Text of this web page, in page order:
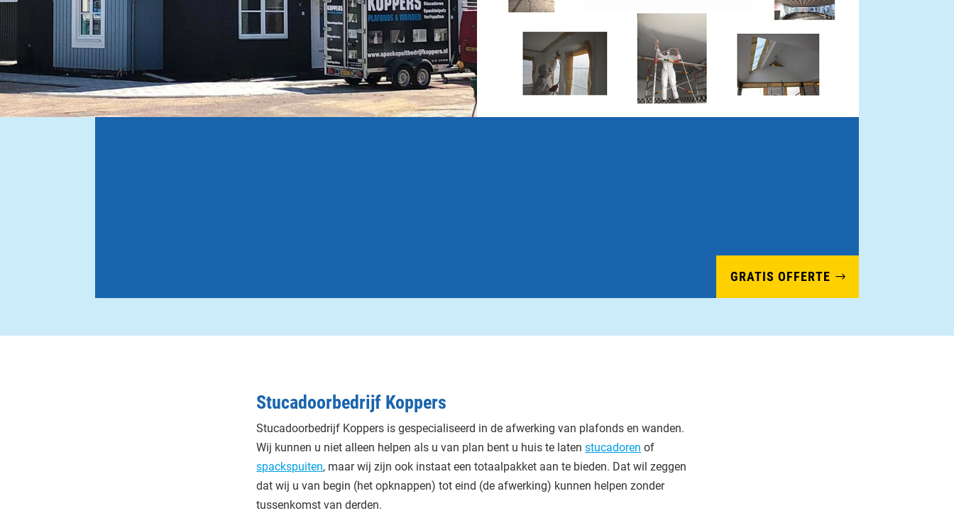
GRATIS OFFERTE
Stucadoorbedrijf Koppers
Stucadoorbedrijf Koppers is gespecialiseerd in de afwerking van plafonds en wanden.
Wij kunnen u niet alleen helpen als u van plan bent u huis te latenstucadoren of
spackspuiten, maar wij zijn ook instaat een totaalpakket aan te bieden. Dat wil zeggen
dat wij u van begin (het opknappen) tot eind (de afwerking) kunnen helpen zonder
tussenkomst van derden.